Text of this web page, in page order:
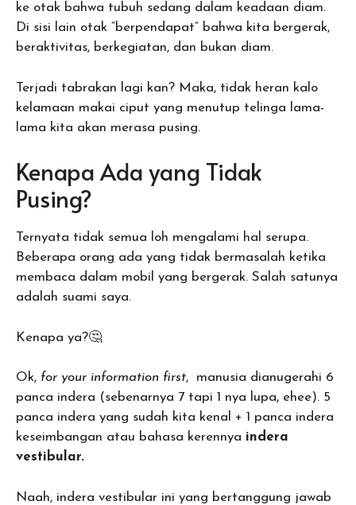
ke otak bahwa tubuh sedang dalam keadaan diam.
Di sisi lain otak “berpendapat” bahwa kita bergerak,
beraktivitas, berkegiatan, dan bukan diam.
Terjadi tabrakan lagi kan? Maka, tidak heran kalo
kelamaan makai ciput yang menutup telinga lama-
lama kita akan merasa pusing.
Kenapa Ada yang Tidak
Pusing?
Ternyata tidak semua loh mengalami hal serupa.
Beberapa orang ada yang tidak bermasalah ketika
membaca dalam mobil yang bergerak. Salah satunya
adalah suami saya.
Kenapa ya?🤔
Ok, for your information first, manusia dianugerahi 6
panca indera (sebenarnya 7 tapi 1 nya lupa, ehee). 5
panca indera yang sudah kita kenal + 1 panca indera
keseimbangan atau bahasa kerennya indera
vestibular.
Naah, indera vestibular ini yang bertanggung jawab